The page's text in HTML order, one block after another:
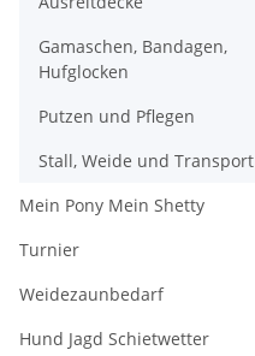
Gamaschen, Bandagen,
Hufglocken
Putzen und Pflegen
Stall, Weide und Transport
Mein Pony Mein Shetty
Turnier
Weidezaunbedarf
Hund Jagd Schietwetter